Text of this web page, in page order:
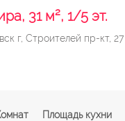
31 м², 1/5 эт.
г, Строителей пр-кт, 27
Площадь кухни